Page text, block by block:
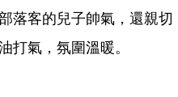
落客的兒子帥氣，還親切
打氣，氛圍溫暖。